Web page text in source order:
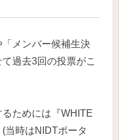
「メンバー候補生決
過去3回の投票がこ
ためには『WHITE
当時はNIDTポータ